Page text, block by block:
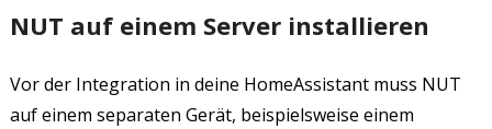
NUT auf einem Server installieren
Vor der Integration in deine HomeAssistant muss NUT
auf einem separaten Gerät, beispielsweise einem